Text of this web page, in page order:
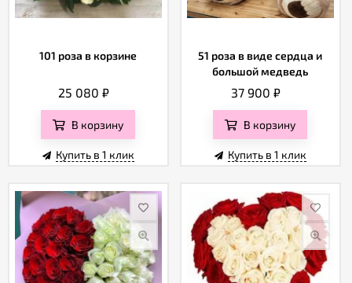
101 роза в корзине
25 080 ₽
В корзину
Купить в 1 клик
51 роза в виде сердца и
большой медведь
37 900 ₽
В корзину
Купить в 1 клик